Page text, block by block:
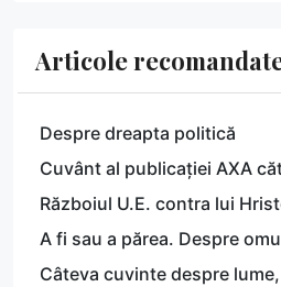
Articole
Despre dreapta politică
Cuvânt al publicației AXA
Războiul U.E. contra lui
A fi sau a părea. Despre
Câteva cuvinte despre